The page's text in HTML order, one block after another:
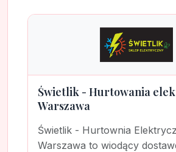
Świetlik - Hurtowania
Warszawa
Świetlik - Hurtownia
Warszawa to wiodący